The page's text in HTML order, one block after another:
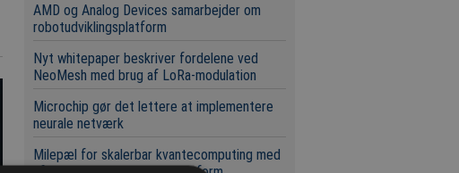
AMD og Analog Devices samarbejder om
robotudviklingsplatform
Nyt whitepaper beskriver fordelene ved
NeoMesh med brug af LoRa-modulation
Microchip gør det lettere at implementere
neurale netværk
Milepæl for skalerbar kvantecomputing med